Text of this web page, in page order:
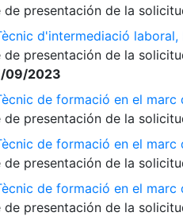
de presentación de la
d'intermediació laboral,
de presentación de la
09/2023
de formació en el
de presentación de la
de formació en el
de presentación de la
de formació en el
de presentación de la